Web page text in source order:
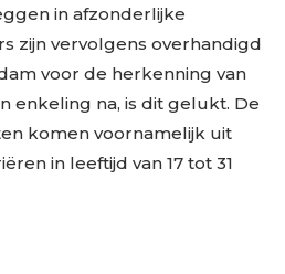
in afzonderlijke
zijn vervolgens overhandigd
voor de herkenning van
enkeling na, is dit gelukt. De
komen voornamelijk uit
in leeftijd van 17 tot 31